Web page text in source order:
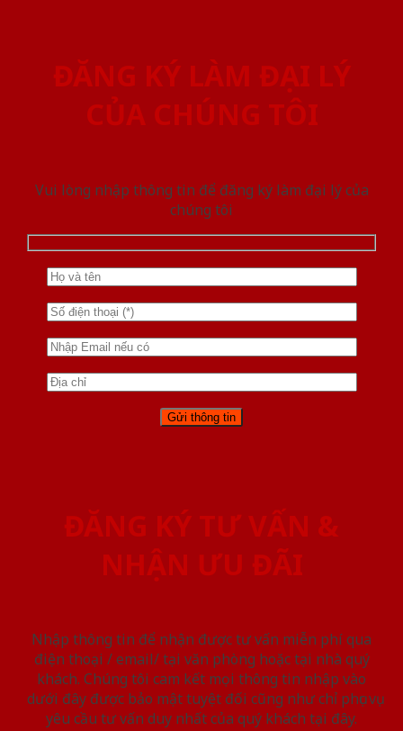
ĐĂNG KÝ LÀM ĐẠI LÝ
CỦA CHÚNG TÔI
Vui lòng nhập thông tin để đăng ký làm đại lý của
chúng tôi
ĐĂNG KÝ TƯ VẤN &
NHẬN ƯU ĐÃI
Nhập thông tin để nhận được tư vấn miễn phí qua
điện thoại / email/ tại văn phòng hoặc tại nhà quý
khách. Chúng tôi cam kết mọi thông tin nhập vào
dưới đây được bảo mật tuyệt đối cũng như chỉ phục vụ
yêu cầu tư vấn duy nhất của quý khách tại đây.